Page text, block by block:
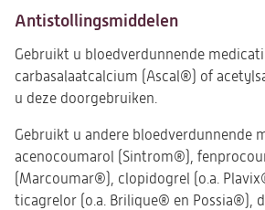
Antistollingsmiddelen
Gebruikt u bloedverdunnende
carbasalaatcalcium (Ascal®) of
u deze doorgebruiken.
Gebruikt u andere bloedverdunnende
acenocoumarol (Sintrom®),
(Marcoumar®), clopidogrel (o.a.
ticagrelor (o.a. Brilique® en Possia®),